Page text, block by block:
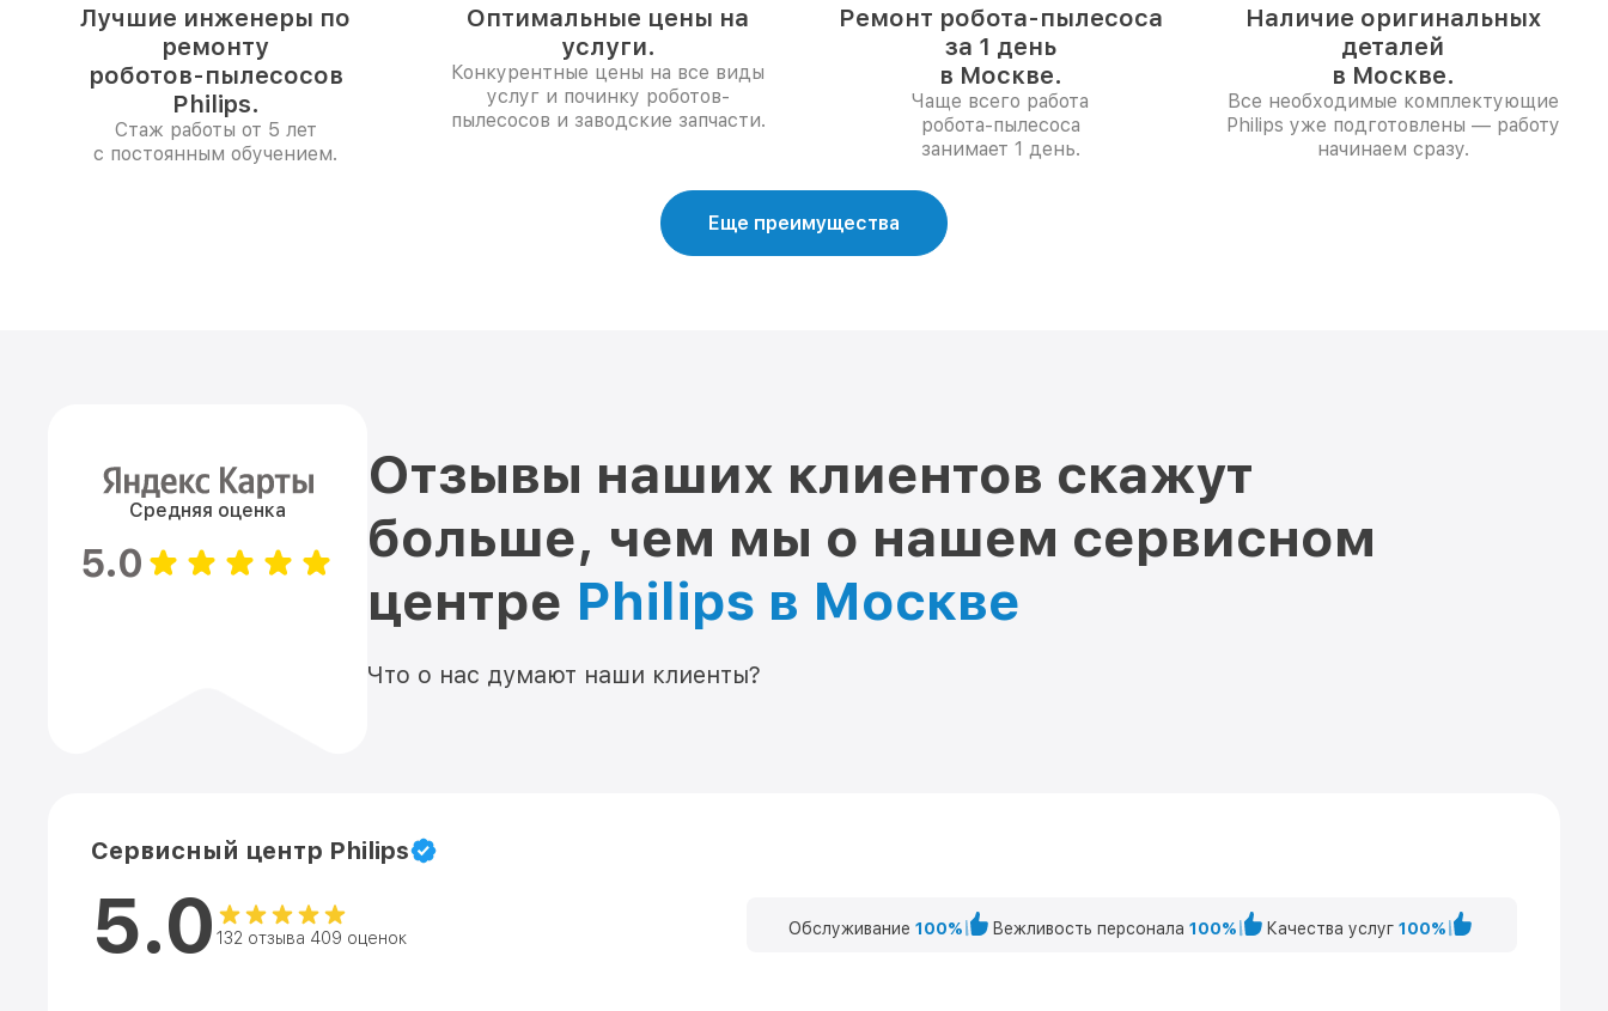
Лучшие инженеры по
ремонту
роботов-пылесосов
Philips.
Стаж работы от 5 лет
с постоянным обучением.
Оптимальные цены на
услуги.
Конкурентные цены на все виды
услуг и починку роботов-
пылесосов и заводские запчасти.
Ремонт робота-пылесоса
за 1 день
в Москве.
Чаще всего работа
робота-пылесоса
занимает 1 день.
Наличие оригинальных
деталей
в Москве.
Все необходимые комплектующие
Philips уже подготовлены — работу
начинаем сразу.
Еще преимущества
Средняя оценка
5.0
Отзывы наших клиентов скажут
больше, чем мы о нашем сервисном
центре Philips в Москве
Что о нас думают наши клиенты?
Сервисный центр Philips
5.0 132 отзыва 409 оценок Обслуживание 100% Вежливость персонала 100% Качества услуг 100%